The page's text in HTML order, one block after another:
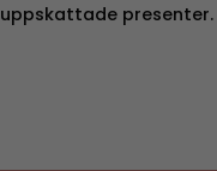
uppskattade presenter.